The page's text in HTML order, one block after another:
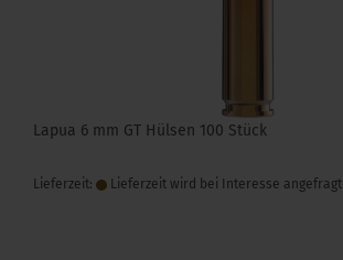
Lapua 6 mm GT Hülsen 100 Stück
Lieferzeit: Lieferzeit wird bei Interesse angefragt